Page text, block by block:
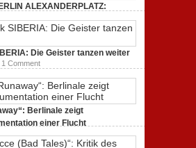
ALEXANDERPLATZ:
Jahrhundertwerks
2 Comments
Die Geister tanzen weiter
1 Comment
Berlinale zeigt
einer Flucht